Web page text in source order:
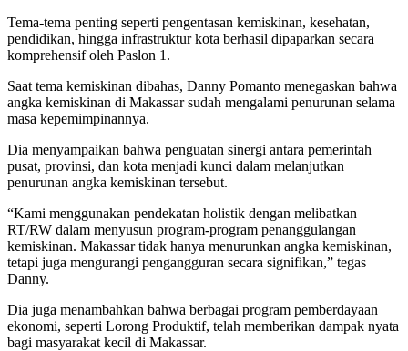
Tema-tema penting seperti pengentasan kemiskinan, kesehatan,
pendidikan, hingga infrastruktur kota berhasil dipaparkan secara
komprehensif oleh Paslon 1.
Saat tema kemiskinan dibahas, Danny Pomanto menegaskan bahwa
angka kemiskinan di Makassar sudah mengalami penurunan selama
masa kepemimpinannya.
Dia menyampaikan bahwa penguatan sinergi antara pemerintah
pusat, provinsi, dan kota menjadi kunci dalam melanjutkan
penurunan angka kemiskinan tersebut.
“Kami menggunakan pendekatan holistik dengan melibatkan
RT/RW dalam menyusun program-program penanggulangan
kemiskinan. Makassar tidak hanya menurunkan angka kemiskinan,
tetapi juga mengurangi pengangguran secara signifikan,” tegas
Danny.
Dia juga menambahkan bahwa berbagai program pemberdayaan
ekonomi, seperti Lorong Produktif, telah memberikan dampak nyata
bagi masyarakat kecil di Makassar.